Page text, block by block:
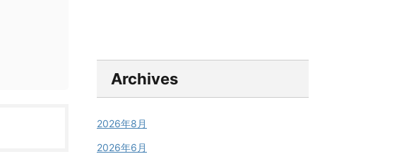
Archives
2026年8月
2026年6月